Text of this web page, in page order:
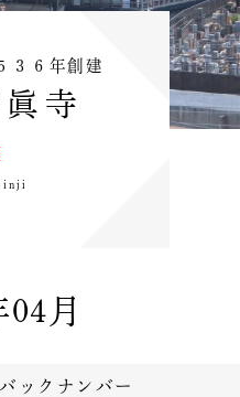
３６年創建
寺
04月
ックナンバー